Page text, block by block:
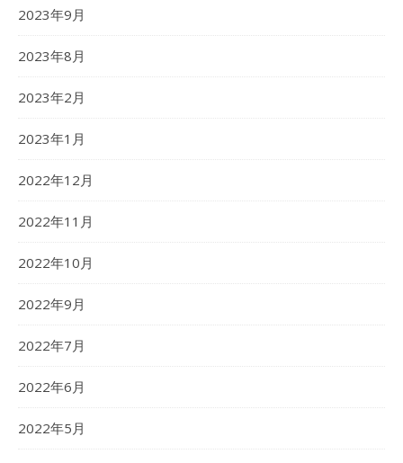
2023年9月
2023年8月
2023年2月
2023年1月
2022年12月
2022年11月
2022年10月
2022年9月
2022年7月
2022年6月
2022年5月